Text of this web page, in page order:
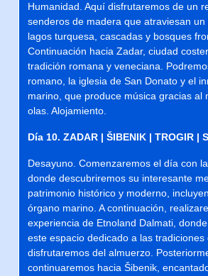
Humanidad. Aquí disfrutaremos de un
senderos de madera que atraviesan
lagos turquesa, cascadas y bosques
Continuación hacia Zadar, ciudad
tradición romana y veneciana.
romano, la iglesia de San Donato y el
marino, que produce música gracias al
olas. Alojamiento.
Día 10. ZADAR | ŠIBENIK | TROGIR |
Desayuno. Comenzaremos el día con
donde descubriremos su interesante
patrimonio histórico y moderno,
órgano marino. A continuación,
experiencia de Etnoland Dalmati,
este espacio dedicado a las tradiciones
disfrutaremos del almuerzo.
continuaremos hacia Šibenik,